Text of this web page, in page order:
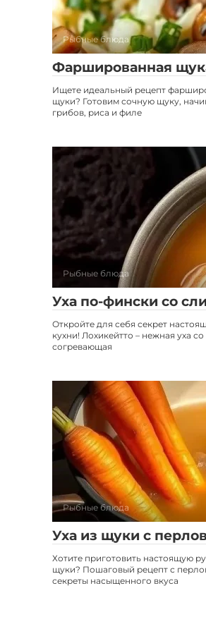
Рыбные блюда
Фаршированная
Ищете идеальный рецепт
щуки? Готовим сочную щуку,
грибов, риса и филе
Рыбные блюда
Уха по-фински со
Откройте для себя секрет
кухни! Лохикейтто – нежная уха
согревающая
Рыбные блюда
Уха из щуки с
Хотите приготовить настоящую
щуки? Пошаговый рецепт с
секреты насыщенного вкуса